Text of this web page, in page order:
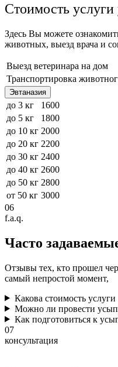
Стоимость
Здесь Вы можете
животных, выезд врача и
Выезд ветеринара на дом
Транспортировка
Эвтаназия
до 3 кг
1600
до 5 кг
1800
до 10 кг 2000
до 20 кг 2200
до 30 кг 2400
до 40 кг 2600
до 50 кг 2800
от 50 кг 3000
06
f.a.q.
Часто
Отзывы тех, кто прошел
самый непростой момент,
Какова стоимость
Можно ли провести
Как подготовиться к
07
консультация